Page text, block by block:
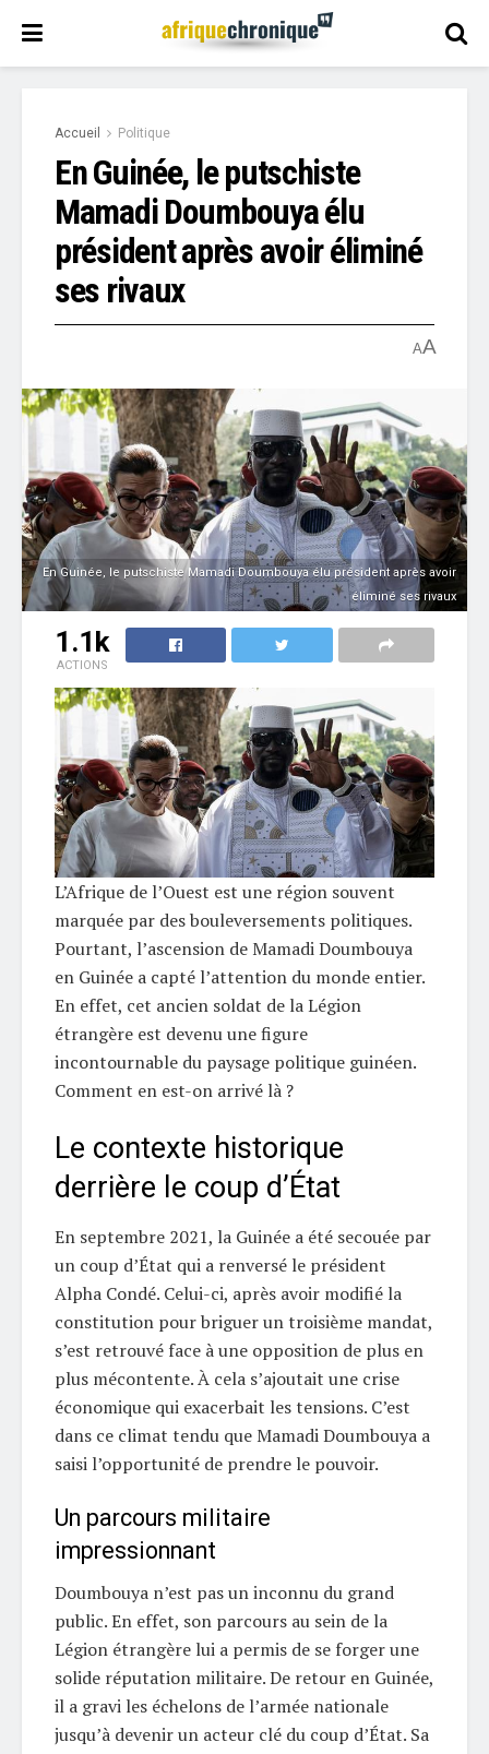
Accueil Politique
En Guinée, le putschiste
Mamadi Doumbouya élu
président après avoir éliminé
ses rivaux
AA
En Guinée, le putschiste Mamadi Doumbouya élu président après avoir
éliminé ses rivaux
1.1k
ACTIONS
L’Afrique de l’Ouest est une région souvent
marquée par des bouleversements politiques.
Pourtant, l’ascension de Mamadi Doumbouya
en Guinée a capté l’attention du monde entier.
En effet, cet ancien soldat de la Légion
étrangère est devenu une figure
incontournable du paysage politique guinéen.
Comment en est-on arrivé là ?
Le contexte historique
derrière le coup d’État
En septembre 2021, la Guinée a été secouée par
un coup d’État qui a renversé le président
Alpha Condé. Celui-ci, après avoir modifié la
constitution pour briguer un troisième mandat,
s’est retrouvé face à une opposition de plus en
plus mécontente. À cela s’ajoutait une crise
économique qui exacerbait les tensions. C’est
dans ce climat tendu que Mamadi Doumbouya a
saisi l’opportunité de prendre le pouvoir.
Un parcours militaire
impressionnant
Doumbouya n’est pas un inconnu du grand
public. En effet, son parcours au sein de la
Légion étrangère lui a permis de se forger une
solide réputation militaire. De retour en Guinée,
il a gravi les échelons de l’armée nationale
jusqu’à devenir un acteur clé du coup d’État. Sa